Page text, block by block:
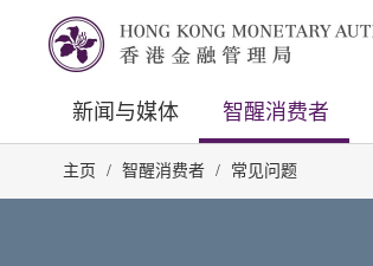
新闻与媒体 智醒消费者
主页 / 智醒消费者 / 常见问题